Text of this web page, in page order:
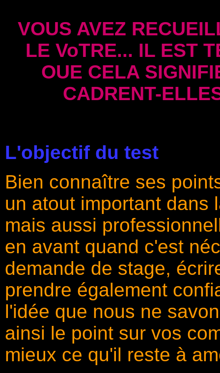
VOUS AVEZ
LE VoTRE... IL EST
OUE CELA
CADRENT-
L'objectif du test
Bien connaître ses
un atout important dans
mais aussi
en avant quand c'est
demande de stage,
prendre également
l'idée que nous ne
ainsi le point sur vos
mieux ce qu'il reste à